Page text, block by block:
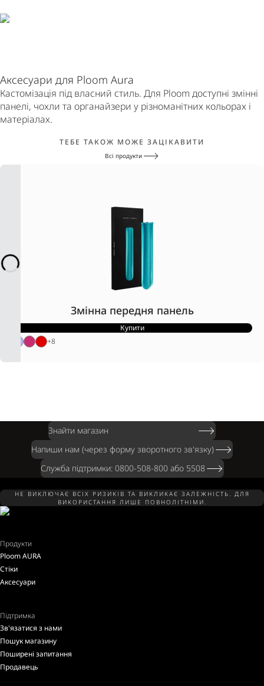
Аксесуари для Ploom Aura
Кастомізація під власний стиль. Для Ploom доступні змінні
панелі, чохли та органайзери у різноманітних кольорах і
матеріалах.
ТЕБЕ ТАКОЖ МОЖЕ ЗАЦІКАВИТИ
Всі продукти
Змінна передня панель
Купити
+8
Знайти магазин
Напиши нам (через форму зворотного зв'язку)
Служба підтримки: 0800-508-800 або 5508
НЕ ВИКЛЮЧАЄ ВСІХ РИЗИКІВ ТА ВИКЛИКАЄ ЗАЛЕЖНІСТЬ. ДЛЯ
ВИКОРИСТАННЯ ЛИШЕ ПОВНОЛІТНІМИ.
Продукти
Ploom AURA
Стіки
Аксесуари
Підтримка
Зв'язатися з нами
Пошук магазину
Поширені запитання
Продавець